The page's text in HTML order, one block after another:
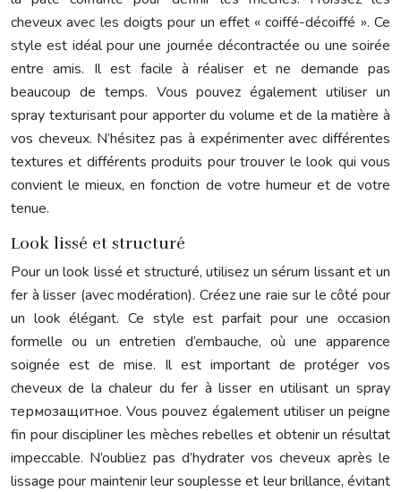
cheveux avec les doigts pour un effet « coiffé-décoiffé ». Ce
style est idéal pour une journée décontractée ou une soirée
entre amis. Il est facile à réaliser et ne demande pas
beaucoup de temps. Vous pouvez également utiliser un
spray texturisant pour apporter du volume et de la matière à
vos cheveux. N’hésitez pas à expérimenter avec différentes
textures et différents produits pour trouver le look qui vous
convient le mieux, en fonction de votre humeur et de votre
tenue.
Look lissé et structuré
Pour un look lissé et structuré, utilisez un sérum lissant et un
fer à lisser (avec modération). Créez une raie sur le côté pour
un look élégant. Ce style est parfait pour une occasion
formelle ou un entretien d’embauche, où une apparence
soignée est de mise. Il est important de protéger vos
cheveux de la chaleur du fer à lisser en utilisant un spray
термозащитное. Vous pouvez également utiliser un peigne
fin pour discipliner les mèches rebelles et obtenir un résultat
impeccable. N’oubliez pas d’hydrater vos cheveux après le
lissage pour maintenir leur souplesse et leur brillance, évitant